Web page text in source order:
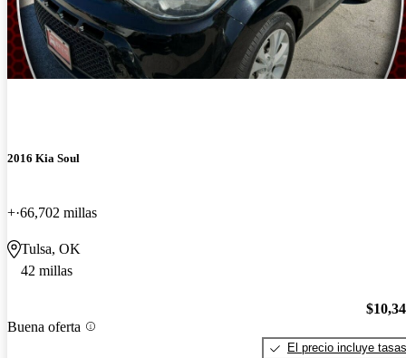
2016 Kia Soul
+ 66,702 millas
Tulsa, OK
42 millas
Buena oferta
El precio incluye tasas